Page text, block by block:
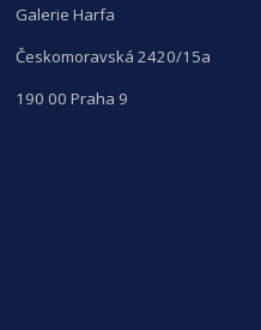
Galerie Harfa
Českomoravská 2420/15a
190 00 Praha 9